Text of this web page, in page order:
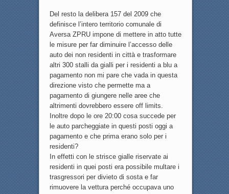
Del resto la delibera 157 del 2009 che
definisce l’intero territorio comunale di
Aversa ZPRU impone di mettere in atto tutte
le misure per far diminuire l’accesso delle
auto dei non residenti in città e trasformare
altri 300 stalli da gialli per i residenti a blu a
pagamento non mi pare che vada in questa
direzione visto che permette ma a
pagamento di giungere nelle aree che
altrimenti dovrebbero essere off limits.
Inoltre dopo le ore 20:00 cosa succede per
le auto parcheggiate in questi posti oggi a
pagamento e che prima erano solo per i
residenti?
In effetti con le strisce gialle riservate ai
residenti in quei posti era possibile multare i
trasgressori per divieto di sosta e far
rimuovere la vettura perché occupava uno